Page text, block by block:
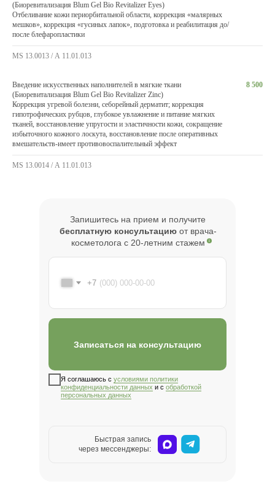
(Биоревитализация Blum Gel Bio Revitalizer Eyes)
Отбеливание кожи периорбитальной области, коррекция «малярных
мешков», коррекция «гусиных лапок», подготовка и реабилитация до/
после блефаропластики
MS 13.0013 / А 11.01.013
Введение искусственных наполнителей в мягкие ткани
(Биоревитализация Blum Gel Bio Revitalizer Zinc)
Коррекция угревой болезни, себорейный дерматит; коррекция
гипотрофических рубцов, глубокое увлажнение и питание мягких
тканей, восстановление упругости и эластичности кожи, сокращение
избыточного кожного лоскута, восстановление после оперативных
вмешательств-имеет противовоспалительный эффект
8 500
MS 13.0014 / А 11.01.013
+7
Я соглашаюсь с условиями политики
конфиденциальности данных и с обработкой
персональных данных
Записаться на консультацию
Быстрая запись
через мессенджеры:
Запишитесь на прием и получите
бесплатную консультациюот врача-
косметолога с 20-летним стажем